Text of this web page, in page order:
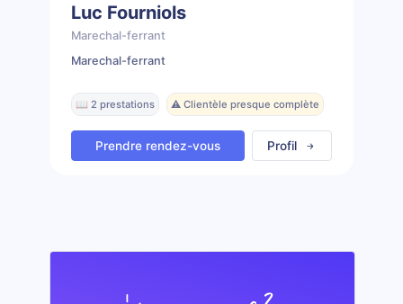
Luc Fourniols
Marechal-ferrant
Marechal-ferrant
📖 2 prestations ⚠️ Clientèle presque complète
Prendre rendez-vous Profil